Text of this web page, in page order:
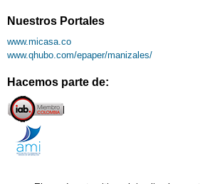
Nuestros Portales
www.micasa.co
www.qhubo.com/epaper/manizales/
Hacemos parte de: